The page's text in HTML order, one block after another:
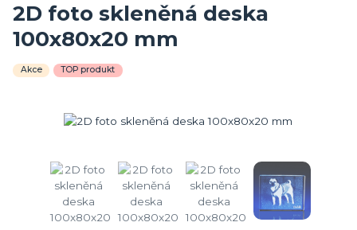
2D foto skleněná deska
100x80x20 mm
Akce TOP produkt